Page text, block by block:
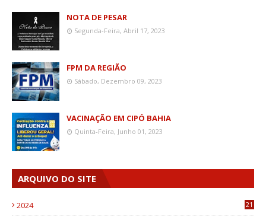
NOTA DE PESAR
Segunda-Feira, Abril 17, 2023
FPM DA REGIÃO
Sábado, Dezembro 09, 2023
VACINAÇÃO EM CIPÓ BAHIA
Quinta-Feira, Junho 01, 2023
ARQUIVO DO SITE
2024 21